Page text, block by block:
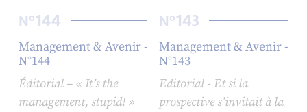
N°144
Management & Avenir -
N°144
Éditorial – « It’s the
management, stupid! »
N°143
Management & Avenir -
N°143
Editorial - Et si la
prospective s’invitait à la